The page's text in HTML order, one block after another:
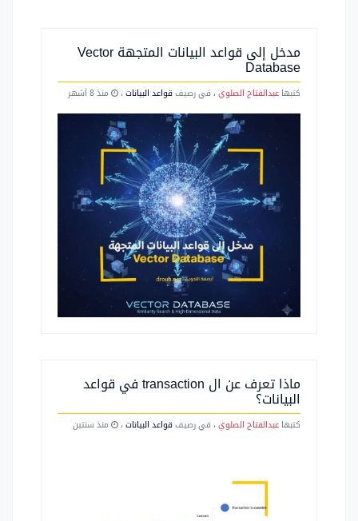
مدخل إلى قواعد البيانات المتجهة Vector
Database
كتبها عبدالفتاح الصلوي ، في رصيفقواعد البيانات ، منذ 8 أشهر
ماذا تعرف عن ال transaction في قواعد
البيانات؟
كتبها عبدالفتاح الصلوي ، في رصيفقواعد البيانات ، منذ سنتين